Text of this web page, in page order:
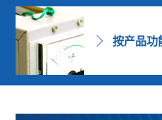
按产品功